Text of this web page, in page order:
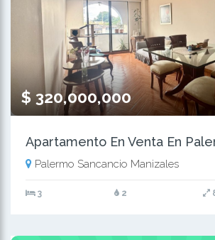
$ 320,000,000
Apartamento En Venta En
Palermo Sancancio Manizales
3 2